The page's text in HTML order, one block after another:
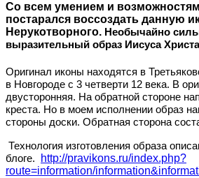
Со всем умением и
постарался воссоздать данную
Нерукотворного. Необычайно
выразительный образ Иисуса
Оригинал иконы находятся в
в Новгороде с 3 четверти 12 века. В
двусторонняя. На обратной стороне
креста. Но в моем исполнении образ
стороны доски. Обратная сторона
Технология изготовления образа
блоге.
http://pravikons.ru/index.php?
route=information/